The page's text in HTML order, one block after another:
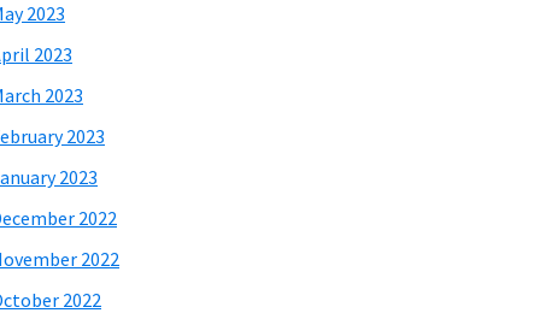
2023
2023
2023
2023
2023
2022
2022
2022